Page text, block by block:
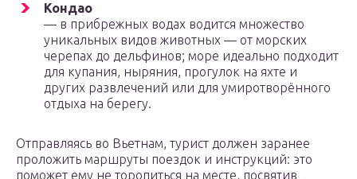
Кондао
— в прибрежных водах водится множество
уникальных видов животных — от морских
черепах до дельфинов; море идеально подходит
для купания, ныряния, прогулок на яхте и
других развлечений или для умиротворённого
отдыха на берегу.
Отправляясь во Вьетнам, турист должен заранее
проложить маршруты поездок и инструкций: это
поможет ему не торопиться на месте, посвятив